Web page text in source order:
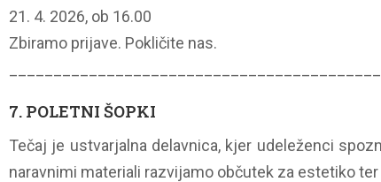
21. 4. 2026, ob 16.00
Zbiramo prijave. Pokličite nas.
7. POLETNI ŠOPKI
Tečaj je ustvarjalna delavnica, kjer udeleženci
naravnimi materiali razvijamo občutek za estetiko